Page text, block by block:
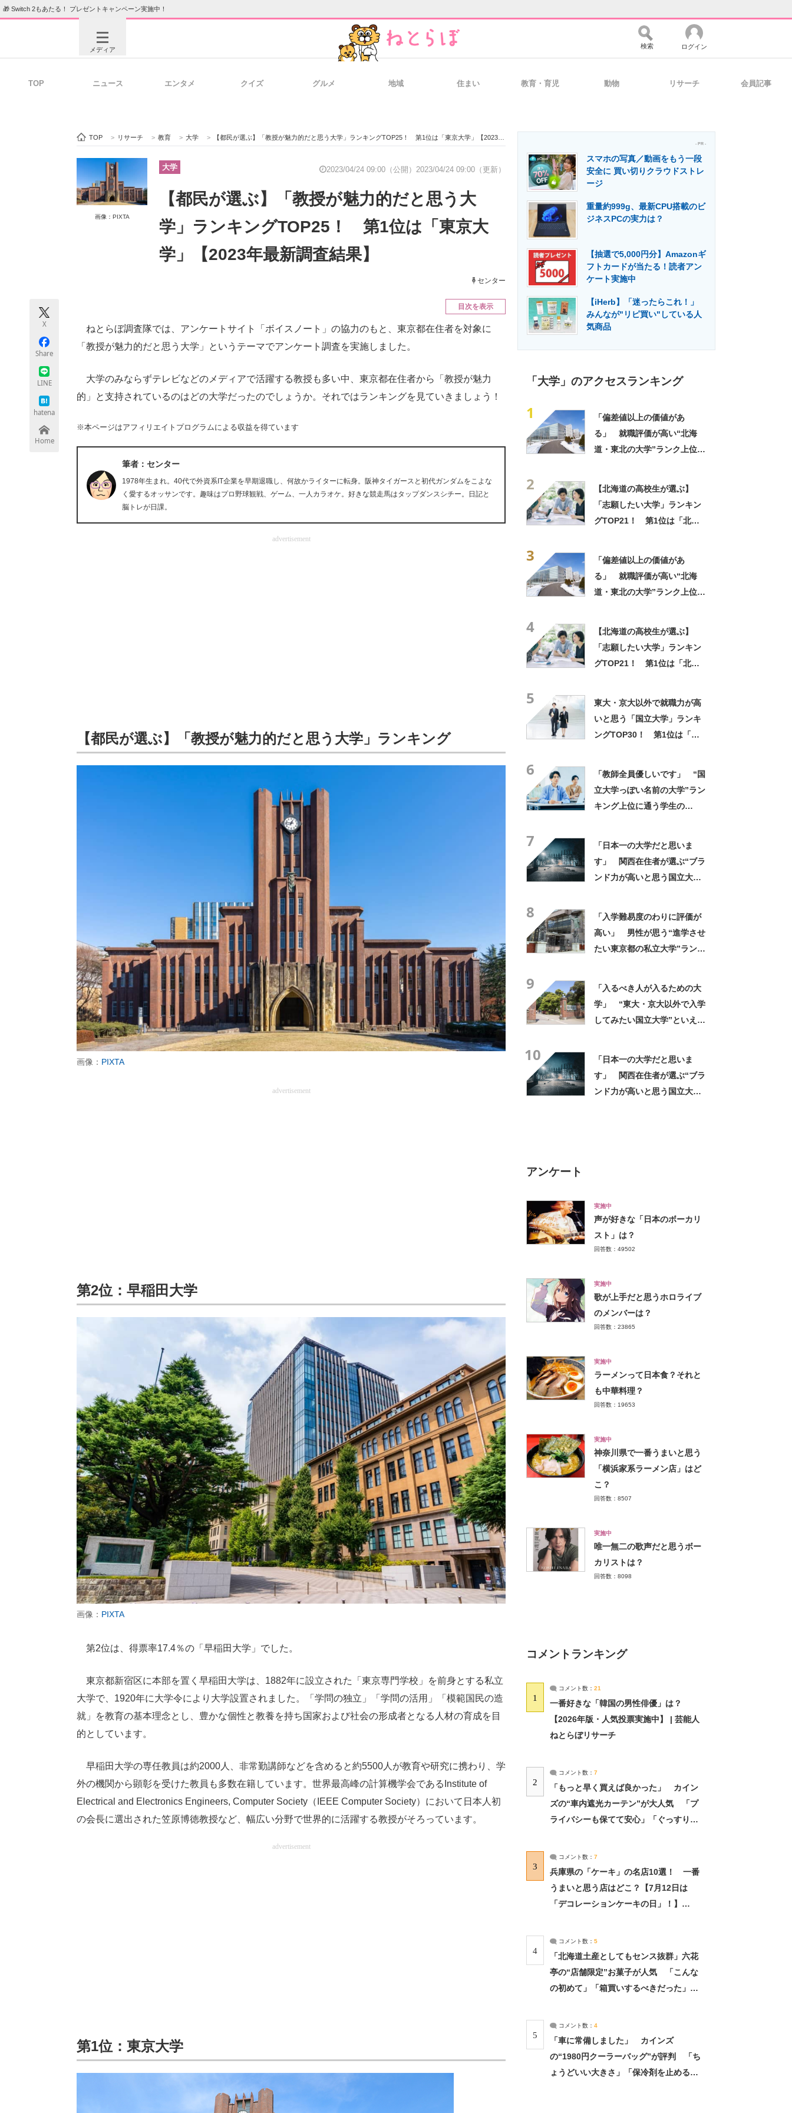
🎁 Switch 2もあたる！ プレゼントキャンペーン実施中！
メディア
ビジネスと働き方のヒント 経営リーダーのコミュニティ マーケ×ITの今がよく分かる
ITエンジニア向け専門サイト 製造業のIT導入・活用を支援
エネルギーの専門メディア 建設×テクノロジーの最前線
ちょっと気になるネットの話題
検索 ログイン
TOP ニュース エンタメ クイズ グルメ 地域 住まい 教育・育児 動物 リサーチ 会員記事
TOP > リサーチ > 教育 > 大学 > 【都民が選ぶ】「教授が魅力的だと思う大学」ランキングTOP25！ 第1位は「東京大学」【2023年最新調査結果】
画像：PIXTA
大学 2023/04/24 09:00（公開） 2023/04/24 09:00（更新）
【都民が選ぶ】「教授が魅力的だと思う大
学」ランキングTOP25！ 第1位は「東京大
学」【2023年最新調査結果】
センター
X
Share
LINE
hatena
Home
目次を表示
ねとらぼ調査隊では、アンケートサイト「ボイスノート」の協力のもと、東京都在住者を対象に
「教授が魅力的だと思う大学」というテーマでアンケート調査を実施しました。
大学のみならずテレビなどのメディアで活躍する教授も多い中、東京都在住者から「教授が魅力
的」と支持されているのはどの大学だったのでしょうか。それではランキングを見ていきましょう！
※本ページはアフィリエイトプログラムによる収益を得ています
筆者：センター
1978年生まれ。40代で外資系IT企業を早期退職し、何故かライターに転身。阪神タイガースと初代ガンダムをこよな
く愛するオッサンです。趣味はプロ野球観戦、ゲーム、一人カラオケ。好きな競走馬はタップダンスシチー。日記と
脳トレが日課。
advertisement
【都民が選ぶ】「教授が魅力的だと思う大学」ランキング
画像： PIXTA
advertisement
第2位：早稲田大学
画像： PIXTA
第2位は、得票率17.4％の「早稲田大学」でした。
東京都新宿区に本部を置く早稲田大学は、1882年に設立された「東京専門学校」を前身とする私立
大学で、1920年に大学令により大学設置されました。「学問の独立」「学問の活用」「模範国民の造
就」を教育の基本理念とし、豊かな個性と教養を持ち国家および社会の形成者となる人材の育成を目
的としています。
早稲田大学の専任教員は約2000人、非常勤講師などを含めると約5500人が教育や研究に携わり、学
外の機関から顕彰を受けた教員も多数在籍しています。世界最高峰の計算機学会であるInstitute of
Electrical and Electronics Engineers, Computer Society（IEEE Computer Society）において日本人初
の会長に選出された笠原博徳教授など、幅広い分野で世界的に活躍する教授がそろっています。
advertisement
第1位：東京大学
- PR -
スマホの写真／動画をもう一段
安全に 買い切りクラウドストレ
ージ
重量約999g、最新CPU搭載のビ
ジネスPCの実力は？
【抽選で5,000円分】Amazonギ
フトカードが当たる！読者アン
ケート実施中
【iHerb】「迷ったらこれ！」
みんなが"リピ買い"している人
気商品
「大学」のアクセスランキング
1
「偏差値以上の価値があ
る」 就職評価が高い“北海
道・東北の大学”ランク上位に
2
【北海道の高校生が選ぶ】
「志願したい大学」ランキン
グTOP21！ 第1位は「北海
3
「偏差値以上の価値があ
る」 就職評価が高い“北海
道・東北の大学”ランク上位に
4
【北海道の高校生が選ぶ】
「志願したい大学」ランキン
グTOP21！ 第1位は「北海
5
東大・京大以外で就職力が高
いと思う「国立大学」ランキ
ングTOP30！ 第1位は「一
6
「教師全員優しいです」 “国
立大学っぽい名前の大学”ラン
キング上位に通う学生の
7
「日本一の大学だと思いま
す」 関西在住者が選ぶ“ブラ
ンド力が高いと思う国立大
8
「入学難易度のわりに評価が
高い」 男性が思う“進学させ
たい東京都の私立大学”ランキ
9
「入るべき人が入るための大
学」 “東大・京大以外で入学
してみたい国立大学”といえ
10
「日本一の大学だと思いま
す」 関西在住者が選ぶ“ブラ
ンド力が高いと思う国立大
アンケート
実施中
声が好きな「日本のボーカリ
スト」は？
回答数：49502
実施中
歌が上手だと思うホロライブ
のメンバーは？
回答数：23865
実施中
ラーメンって日本食？それと
も中華料理？
回答数：19653
実施中
神奈川県で一番うまいと思う
「横浜家系ラーメン店」はど
こ？
回答数：8507
実施中
唯一無二の歌声だと思うボー
カリストは？
回答数：8098
コメントランキング
1
コメント数： 21
一番好きな「韓国の男性俳優」は？
【2026年版・人気投票実施中】 | 芸能人
ねとらぼリサーチ
2
コメント数： 7
「もっと早く買えば良かった」 カイン
ズの“車内遮光カーテン”が大人気 「プ
ライバシーも保てて安心」「ぐっすり眠
3
コメント数： 7
兵庫県の「ケーキ」の名店10選！ 一番
うまいと思う店はどこ？【7月12日は
「デコレーションケーキの日」！】
4
コメント数： 5
「北海道土産としてもセンス抜群」六花
亭の“店舗限定”お菓子が人気 「こんな
の初めて」「箱買いするべきだった」
5
コメント数： 4
「車に常備しました」 カインズ
の“1980円クーラーバッグ”が評判 「ち
ょうどいい大きさ」「保冷剤を止めるベ